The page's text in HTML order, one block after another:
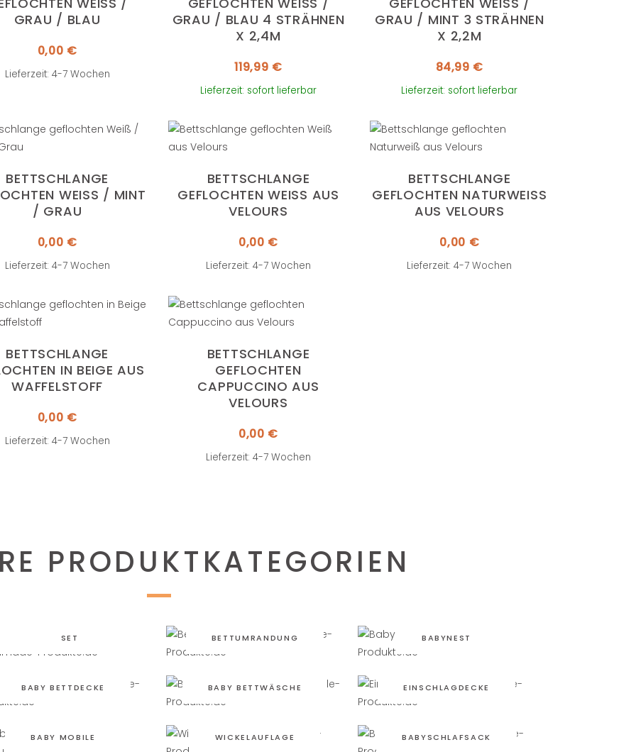
RAU / BLAU
0,00 €
Lieferzeit: 4-7 Wochen
RAU / BLAU 4 STRÄHNEN X
2,4M
119,99 €
Lieferzeit: sofort lieferbar
RAU / MINT 3 STRÄHNEN X
2,2M
84,99 €
Lieferzeit: sofort lieferbar
BETTSCHLANGE
WEISS / MINT /
GRAU
0,00 €
Lieferzeit: 4-7 Wochen
BETTSCHLANGE
GEFLOCHTEN WEISS AUS V
ELOURS
0,00 €
Lieferzeit: 4-7 Wochen
BETTSCHLANGE
GEFLOCHTEN NATURWEISS A
US VELOURS
0,00 €
Lieferzeit: 4-7 Wochen
BETTSCHLANGE
IN BEIGE AUS
WAFFELSTOFF
0,00 €
Lieferzeit: 4-7 Wochen
BETTSCHLANGE
GEFLOCHTEN
CAPPUCCINO AUS
VELOURS
0,00 €
Lieferzeit: 4-7 Wochen
PRODUKTKATEGORIEN
SET
BETTUMRANDUNG BABYNEST
BABY BETTDECKE BABY BETTWÄSCHE EINSCHLAGDECKE
BABY MOBILE WICKELAUFLAGE BABYSCHLAFSACK